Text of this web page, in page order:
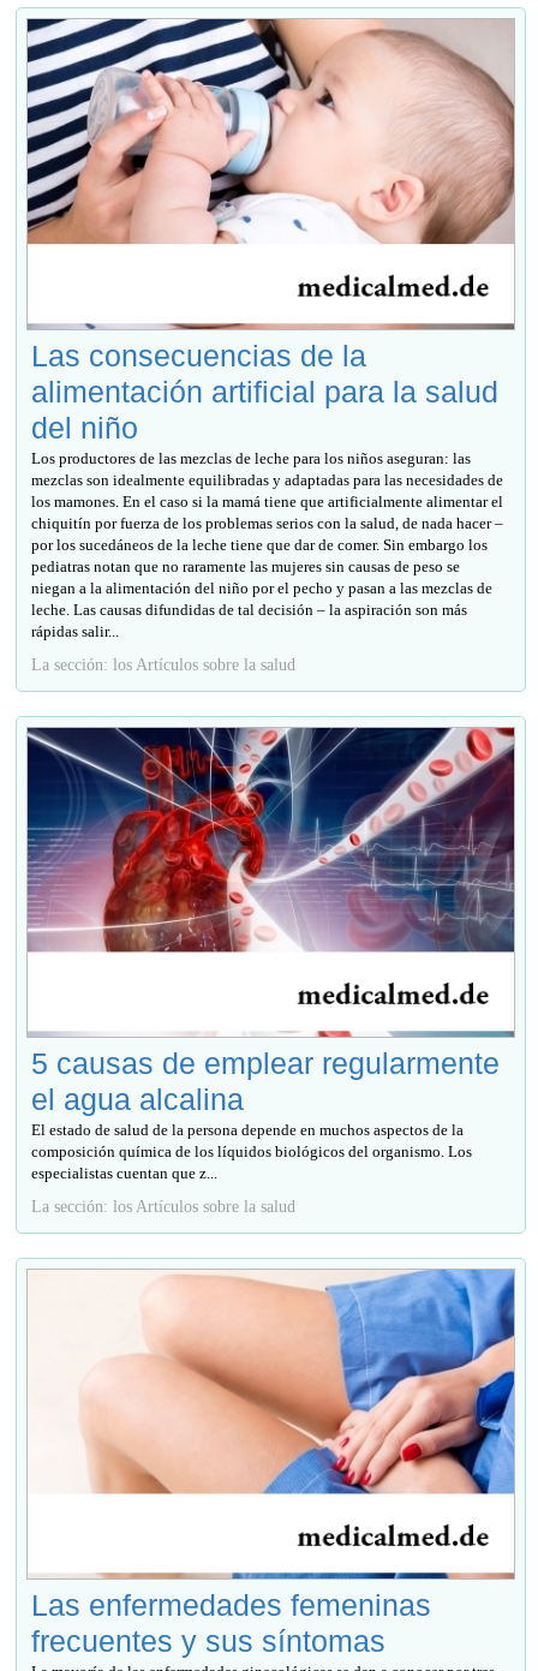
Las consecuencias de la
alimentación artificial para la salud
del niño
Los productores de las mezclas de leche para los niños aseguran: las
mezclas son idealmente equilibradas y adaptadas para las necesidades de
los mamones. En el caso si la mamá tiene que artificialmente alimentar el
chiquitín por fuerza de los problemas serios con la salud, de nada hacer –
por los sucedáneos de la leche tiene que dar de comer. Sin embargo los
pediatras notan que no raramente las mujeres sin causas de peso se
niegan a la alimentación del niño por el pecho y pasan a las mezclas de
leche. Las causas difundidas de tal decisión – la aspiración son más
rápidas salir...
La sección: los Artículos sobre la salud
5 causas de emplear regularmente
el agua alcalina
El estado de salud de la persona depende en muchos aspectos de la
composición química de los líquidos biológicos del organismo. Los
especialistas cuentan que z...
La sección: los Artículos sobre la salud
Las enfermedades femeninas
frecuentes y sus síntomas